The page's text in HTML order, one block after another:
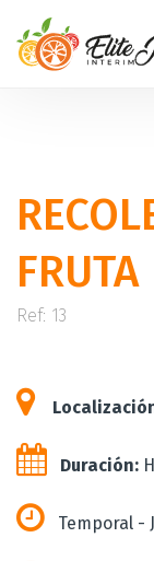
FRUTA
Ref: 13
Duración:
Temporal -